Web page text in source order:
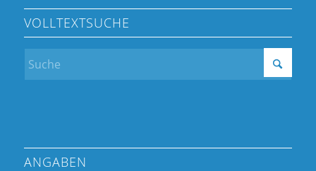
VOLLTEXTSUCHE
ANGABEN